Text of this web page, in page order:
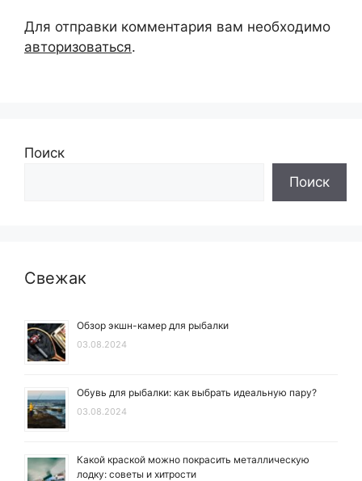
Для отправки комментария вам необходимо
авторизоваться.
Поиск
Поиск
Свежак
Обзор экшн-камер для рыбалки
03.08.2024
Обувь для рыбалки: как выбрать идеальную пару?
03.08.2024
Какой краской можно покрасить металлическую
лодку: советы и хитрости